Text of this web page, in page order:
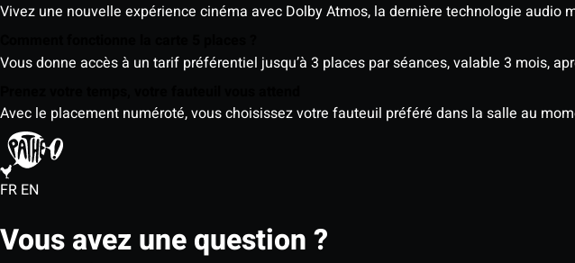
Vivez une nouvelle expérience cinéma avec Dolby Atmos, la dernière technologie
Vous donne accès à un tarif préférentiel jusqu’à 3 places par séances, valable 3 mois,
Avec le placement numéroté, vous choisissez votre fauteuil préféré dans la salle au
FR EN
Vous avez une question ?